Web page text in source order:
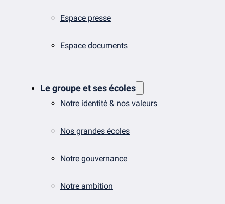
Espace presse
Espace documents
Le groupe et ses écoles
Notre identité & nos valeurs
Nos grandes écoles
Notre gouvernance
Notre ambition